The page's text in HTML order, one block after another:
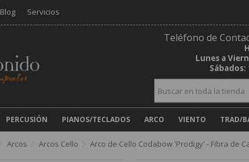
Blog Servicios
Teléfono de
Lunes a
Sábados:
PERCUSIÓN PIANOS/TECLADOS ARCO VIENTO TRAD/
Arcos Arcos Cello Arco de Cello Codabow 'Prodigy' - Fibra de